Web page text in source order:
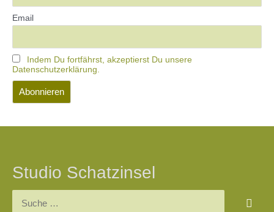
Email
Indem Du fortfährst, akzeptierst Du unsere
Datenschutzerklärung.
Studio Schatzinsel